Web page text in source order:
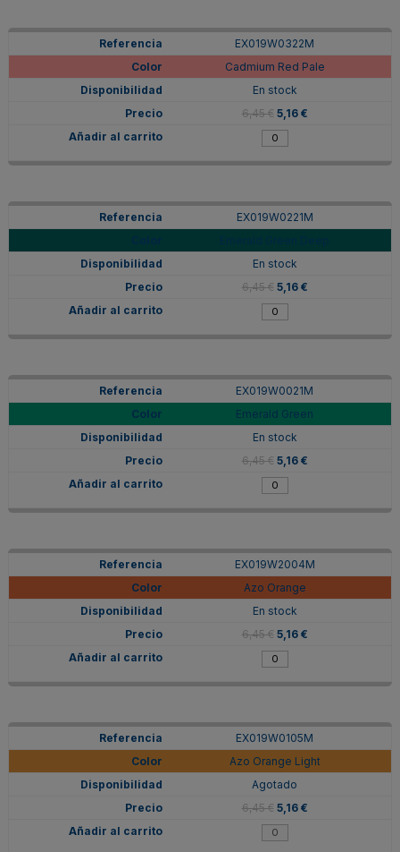
EX019W0322M
Cadmium Red Pale
En stock
6,45 € 5,16 €
EX019W0221M
En stock
6,45 € 5,16 €
EX019W0021M
Emerald Green
En stock
6,45 € 5,16 €
EX019W2004M
Azo Orange
En stock
6,45 € 5,16 €
EX019W0105M
Azo Orange Light
Agotado
6,45 € 5,16 €